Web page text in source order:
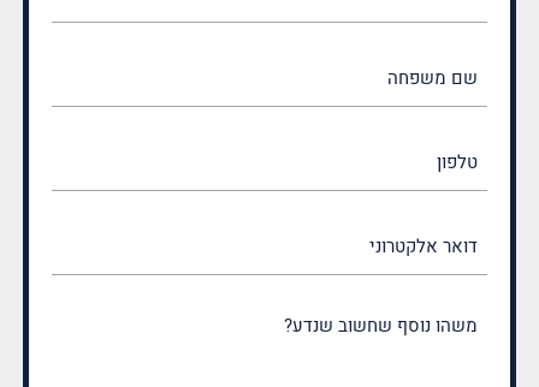
(חובה)
(חובה)